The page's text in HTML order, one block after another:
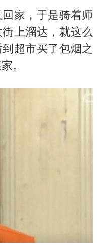
家，于是骑着师
上溜达，就这么
超市买了包烟之
。